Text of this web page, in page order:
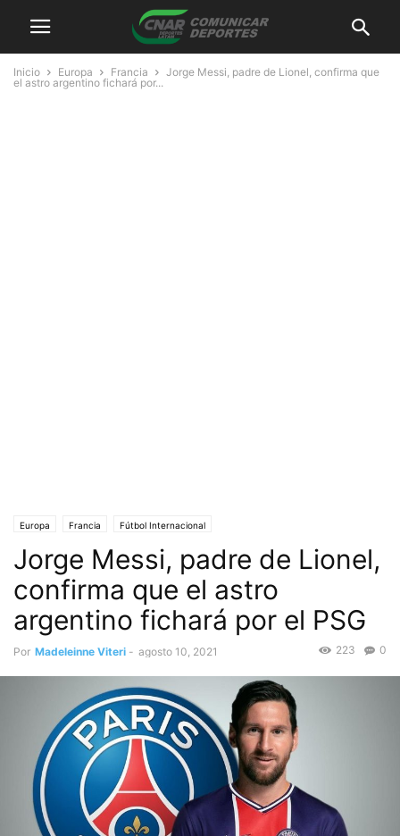
Inicio Europa Francia
Jorge Messi, padre de Lionel, confirma que
el astro argentino fichará por...
Europa Francia Fútbol Internacional
Jorge Messi, padre de Lionel,
confirma que el astro
argentino fichará por el PSG
Por Madeleinne Viteri - agosto 10, 2021 0
223